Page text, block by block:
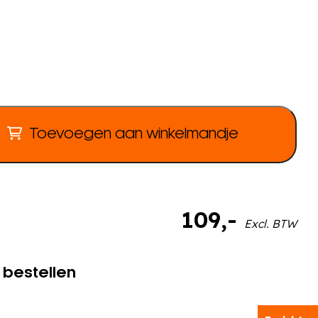
Toevoegen aan winkelmandje
109,- Excl. BTW
bestellen